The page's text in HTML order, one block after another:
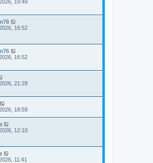
19:49
16:52
16:52
21:28
18:59
12:10
11:41